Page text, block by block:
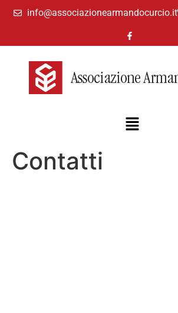
info@associazionearmandocurcio.it
Contatti